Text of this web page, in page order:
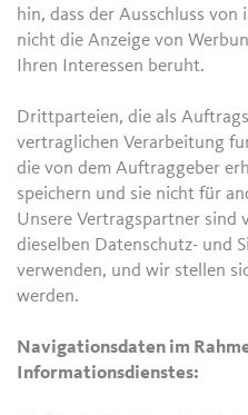
hin, dass der Ausschluss
nicht die Anzeige von
Ihren Interessen beruht.
Drittparteien, die als
vertraglichen Verarbeitung
die von dem Auftraggeber
speichern und sie nicht für
Unsere Vertragspartner sind
dieselben Datenschutz- und
verwenden, und wir stellen
werden.
Navigationsdaten im
Informationsdienstes: